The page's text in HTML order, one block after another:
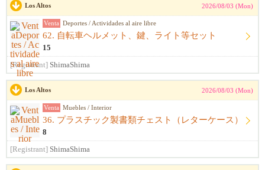
Los Altos 2026/08/03 (Mon)
Venta Deportes / Actividades al aire libre
62. 自転車ヘルメット、鍵、ライト等セット
15
[Registrant] ShimaShima
Los Altos 2026/08/03 (Mon)
Venta Muebles / Interior
36. プラスチック製書類チェスト（レターケース）
8
[Registrant] ShimaShima